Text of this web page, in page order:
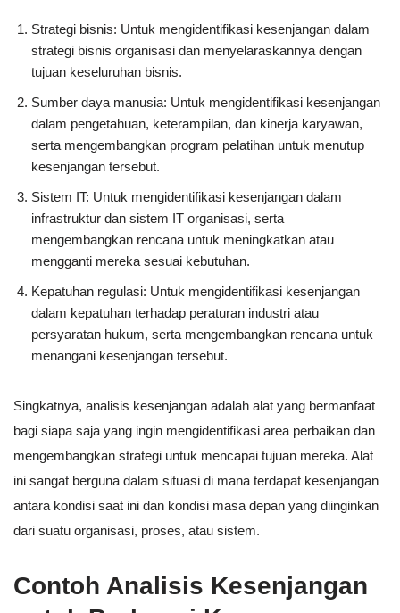
Strategi bisnis: Untuk mengidentifikasi kesenjangan dalam
strategi bisnis organisasi dan menyelaraskannya dengan
tujuan keseluruhan bisnis.
Sumber daya manusia: Untuk mengidentifikasi kesenjangan
dalam pengetahuan, keterampilan, dan kinerja karyawan,
serta mengembangkan program pelatihan untuk menutup
kesenjangan tersebut.
Sistem IT: Untuk mengidentifikasi kesenjangan dalam
infrastruktur dan sistem IT organisasi, serta
mengembangkan rencana untuk meningkatkan atau
mengganti mereka sesuai kebutuhan.
Kepatuhan regulasi: Untuk mengidentifikasi kesenjangan
dalam kepatuhan terhadap peraturan industri atau
persyaratan hukum, serta mengembangkan rencana untuk
menangani kesenjangan tersebut.
Singkatnya, analisis kesenjangan adalah alat yang bermanfaat
bagi siapa saja yang ingin mengidentifikasi area perbaikan dan
mengembangkan strategi untuk mencapai tujuan mereka. Alat
ini sangat berguna dalam situasi di mana terdapat kesenjangan
antara kondisi saat ini dan kondisi masa depan yang diinginkan
dari suatu organisasi, proses, atau sistem.
Contoh Analisis Kesenjangan